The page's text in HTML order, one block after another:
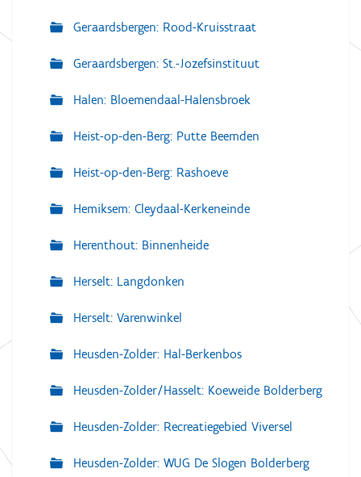
Geraardsbergen: Rood-Kruisstraat
Geraardsbergen: St.-Jozefsinstituut
Halen: Bloemendaal-Halensbroek
Heist-op-den-Berg: Putte Beemden
Heist-op-den-Berg: Rashoeve
Hemiksem: Cleydaal-Kerkeneinde
Herenthout: Binnenheide
Herselt: Langdonken
Herselt: Varenwinkel
Heusden-Zolder: Hal-Berkenbos
Heusden-Zolder/Hasselt: Koeweide Bolderberg
Heusden-Zolder: Recreatiegebied Viversel
Heusden-Zolder: WUG De Slogen Bolderberg